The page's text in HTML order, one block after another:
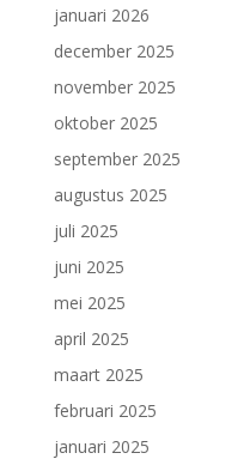
januari 2026
december 2025
november 2025
oktober 2025
september 2025
augustus 2025
juli 2025
juni 2025
mei 2025
april 2025
maart 2025
februari 2025
januari 2025